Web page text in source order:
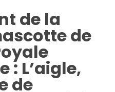
de la
de
: L’aigle,
de